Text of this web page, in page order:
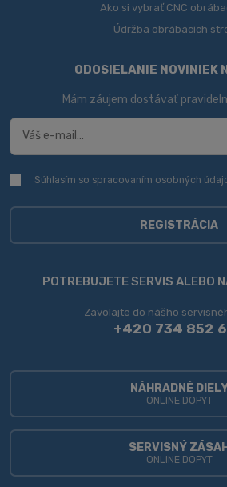
Ako si vybrať CNC
Údržba obrábacích
ODOSIELANIE NOVINIEK
Mám záujem dostávať
Súhlasím
spracovaním
Súhlasím so spracovaním osobných
REGISTRÁCIA
sa
nepodarilo
POTREBUJETE SERVIS ALEBO
Zavolajte do nášho
+420 734 852
NÁHRADNÉ
ONLINE DOPYT
SERVISNÝ ZÁSAH
ONLINE DOPYT